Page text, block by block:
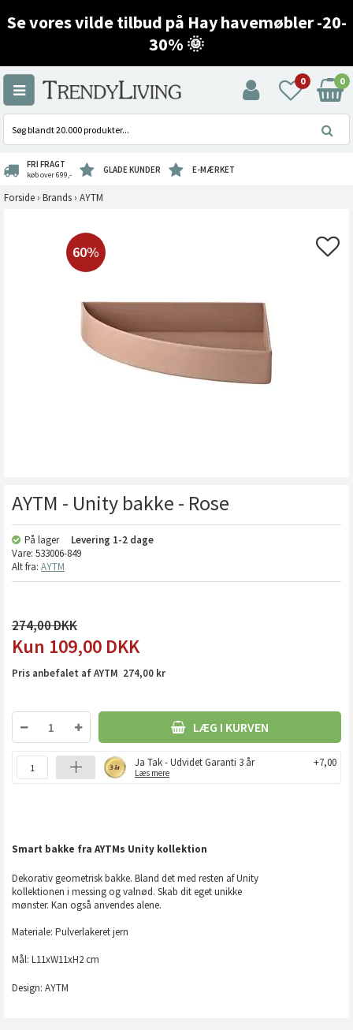
Se vores vilde tilbud på Hay havemøbler -20-
30% 🌞
0 0
FRI FRAGT
køb over 699,- GLADE KUNDER E-MÆRKET
Forside › Brands › AYTM
60%
AYTM - Unity bakke - Rose
På lager Levering 1-2 dage
Vare: 533006-849
Alt fra: AYTM
274,00
109,00 DKK
Pris anbefalet af AYTM 274,00 kr
LÆG I KURVEN
Ja Tak - Udvidet Garanti 3 år
Læs mere
+7,00
Smart bakke fra AYTMs Unity kollektion
Dekorativ geometrisk bakke. Bland det med resten af Unity
kollektionen i messing og valnød. Skab dit eget unikke
mønster. Kan også anvendes alene.
Materiale: Pulverlakeret jern
Mål: L11xW11xH2 cm
Design: AYTM